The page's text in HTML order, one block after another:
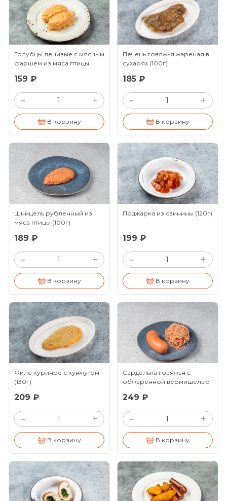
Голубцы ленивые с мясным
фаршем из мяса птицы
159 ₽
– +
В корзину
Печень говяжья жареная в
сухарях (100г)
185 ₽
– +
В корзину
Шницель рубленный из
мяса птицы (100г)
189 ₽
– +
В корзину
Поджарка из свинины (120г)
199 ₽
– +
В корзину
Филе куриное с кунжутом
(130г)
209 ₽
– +
В корзину
Сарделька говяжья с
обжаренной вермишелью
249 ₽
– +
В корзину